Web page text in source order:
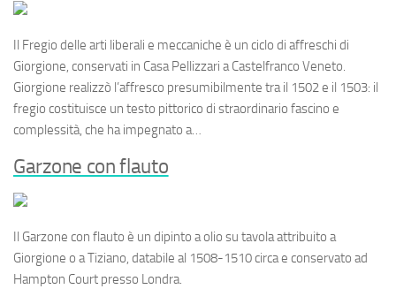
Il Fregio delle arti liberali e meccaniche è un ciclo di affreschi di
Giorgione, conservati in Casa Pellizzari a Castelfranco Veneto.
Giorgione realizzò l’affresco presumibilmente tra il 1502 e il 1503: il
fregio costituisce un testo pittorico di straordinario fascino e
complessità, che ha impegnato a…
Garzone con flauto
Il Garzone con flauto è un dipinto a olio su tavola attribuito a
Giorgione o a Tiziano, databile al 1508-1510 circa e conservato ad
Hampton Court presso Londra.